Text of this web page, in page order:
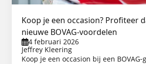
Koop je een occasion? Profiteer
nieuwe BOVAG‑voordelen
4 februari 2026
Jeffrey Kleering
Koop je een occasion bij een